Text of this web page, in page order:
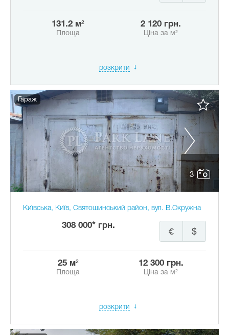
131.2 м²
Площа
2 120 грн.
Ціна за м²
розкрити
3
Гараж
Київська, Київ, Святошинський район, вул. В.Окружна
308 000* грн.
$
€
25 м²
Площа
12 300 грн.
Ціна за м²
розкрити